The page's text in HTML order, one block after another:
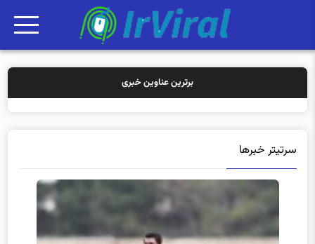
برترین عناوین خبری
سرتیتر خبرها